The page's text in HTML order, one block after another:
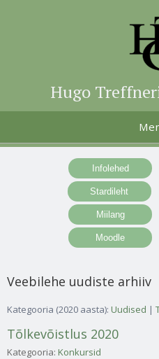
Hugo
Veebilehe uudiste arhiiv
Kategooria (2020 aasta): Uudised |
Tõlkevõistlus 2020
Kategooria: Konkursid